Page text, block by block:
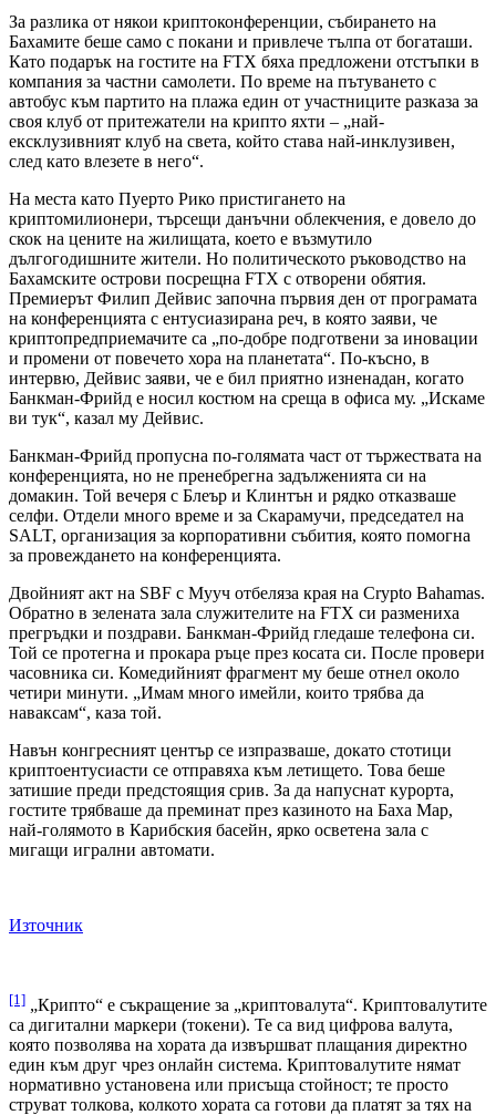
За разлика от някои криптоконференции, събирането на
Бахамите беше само с покани и привлече тълпа от богаташи.
Като подарък на гостите на FTX бяха предложени отстъпки в
компания за частни самолети. По време на пътуването с
автобус към партито на плажа един от участниците разказа за
своя клуб от притежатели на крипто яхти – „най-
ексклузивният клуб на света, който става най-инклузивен,
след като влезете в него“.
На места като Пуерто Рико пристигането на
криптомилионери, търсещи данъчни облекчения, е довело до
скок на цените на жилищата, което е възмутило
дългогодишните жители. Но политическото ръководство на
Бахамските острови посрещна FTX с отворени обятия.
Премиерът Филип Дейвис започна първия ден от програмата
на конференцията с ентусиазирана реч, в която заяви, че
криптопредприемачите са „по-добре подготвени за иновации
и промени от повечето хора на планетата“. По-късно, в
интервю, Дейвис заяви, че е бил приятно изненадан, когато
Банкман-Фрийд е носил костюм на среща в офиса му. „Искаме
ви тук“, казал му Дейвис.
Банкман-Фрийд пропусна по-голямата част от тържествата на
конференцията, но не пренебрегна задълженията си на
домакин. Той вечеря с Блеър и Клинтън и рядко отказваше
селфи. Отдели много време и за Скарамучи, председател на
SALT, организация за корпоративни събития, която помогна
за провеждането на конференцията.
Двойният акт на SBF с Мууч отбеляза края на Crypto Bahamas.
Обратно в зелената зала служителите на FTX си размениха
прегръдки и поздрави. Банкман-Фрийд гледаше телефона си.
Той се протегна и прокара ръце през косата си. После провери
часовника си. Комедийният фрагмент му беше отнел около
четири минути. „Имам много имейли, които трябва да
наваксам“, каза той.
Навън конгресният център се изпразваше, докато стотици
криптоентусиасти се отправяха към летището. Това беше
затишие преди предстоящия срив. За да напуснат курорта,
гостите трябваше да преминат през казиното на Баха Мар,
най-голямото в Карибския басейн, ярко осветена зала с
мигащи игрални автомати.
Източник
[1] „Крипто“ е съкращение за „криптовалута“. Криптовалутите
са дигитални маркери (токени). Те са вид цифрова валута,
която позволява на хората да извършват плащания директно
един към друг чрез онлайн система. Криптовалутите нямат
нормативно установена или присъща стойност; те просто
струват толкова, колкото хората са готови да платят за тях на